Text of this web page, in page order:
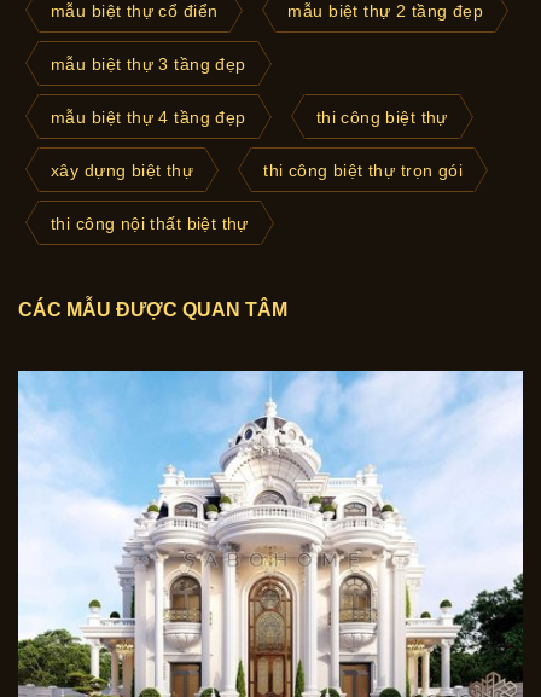
mẫu biệt thự cổ điển mẫu biệt thự 2 tầng đẹp
mẫu biệt thự 3 tầng đẹp
mẫu biệt thự 4 tầng đẹp thi công biệt thự
xây dựng biệt thự thi công biệt thự trọn gói
thi công nội thất biệt thự
CÁC MẪU ĐƯỢC QUAN TÂM